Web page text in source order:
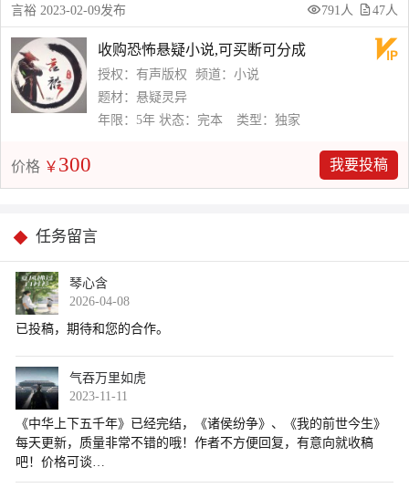
言裕 2023-02-09发布 791人 47人
收购恐怖悬疑小说,可买断可分成
授权：有声版权
频道：小说
题材：悬疑灵异
年限：5年 状态：完本 类型：独家
价格 ￥ 300 我要投稿
任务留言
琴心含
2026-04-08
气吞万里如虎
2023-11-11